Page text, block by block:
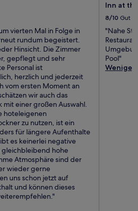
vierten Mal in Folge in
rundum begeistert.
Hinsicht. Die Zimmer
gepflegt und sehr
Personal ist
herzlich und jederzeit
vom ersten Moment an
wir auch das
mit einer großen Auswahl.
hoteleigenen
zu nutzen, ist ein
für längere Aufenthalte
es keinerlei negative
gleichbleibend hohe
Atmosphäre sind der
wieder gerne
uns schon jetzt auf
und können dieses
Inn at
8/10 Gut
"Nahe
Pool"
Weniger